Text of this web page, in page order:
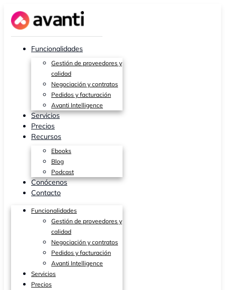
contenido
Funcionalidades
Gestión de proveedores y
calidad
Negociación y contratos
Pedidos y facturación
Avanti Intelligence
Servicios
Precios
Recursos
Ebooks
Blog
Podcast
Conócenos
Contacto
Funcionalidades
Gestión de proveedores y
calidad
Negociación y contratos
Pedidos y facturación
Avanti Intelligence
Servicios
Precios